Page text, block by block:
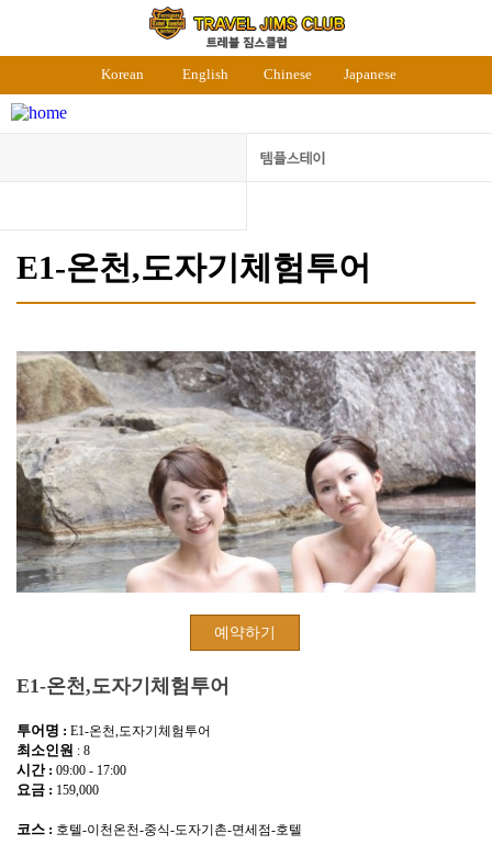
Korean English Chinese Japanese
E1-온천,도자기체험투어
예약하기
E1-온천,도자기체험투어
투어명 : E1-온천,도자기체험투어
최소인원 : 8
시간 : 09:00 - 17:00
요금 : 159,000
코스 : 호텔-이천온천-중식-도자기촌-면세점-호텔